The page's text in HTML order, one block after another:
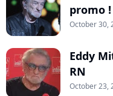
promo !
October 30,
Eddy
RN
October 23,